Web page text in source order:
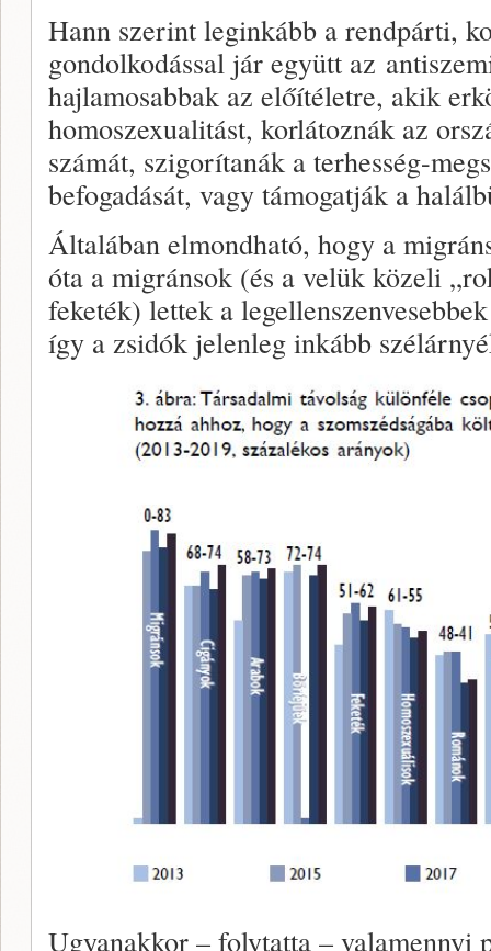
Hann szerint leginkább a rendpárti,
gondolkodással jár együtt az
hajlamosabbak az előítéletre, akik
homoszexualitást, korlátoznák az
számát, szigorítanák a terhesség-
befogadását, vagy támogatják a
Általában elmondható, hogy a
óta a migránsok (és a velük közeli
feketék) lettek a
így a zsidók jelenleg inkább
Ugyanakkor – folytatta – valamennyi